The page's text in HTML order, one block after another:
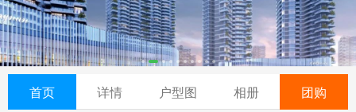
首页 详情 户型图 相册 团购